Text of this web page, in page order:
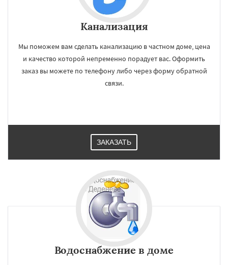
Канализация
Мы поможем вам сделать канализацию в частном доме, цена
и качество которой непременно порадует вас. Оформить
заказ вы можете по телефону либо через форму обратной
связи.
ЗАКАЗАТЬ
Водоснабжение в доме